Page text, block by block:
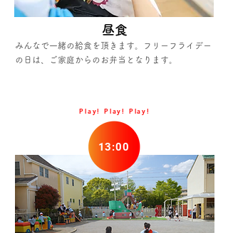
昼食
みんなで一緒の給食を頂きます。フリーフライデー
の日は、ご家庭からのお弁当となります。
Play! Play! Play!
13:00